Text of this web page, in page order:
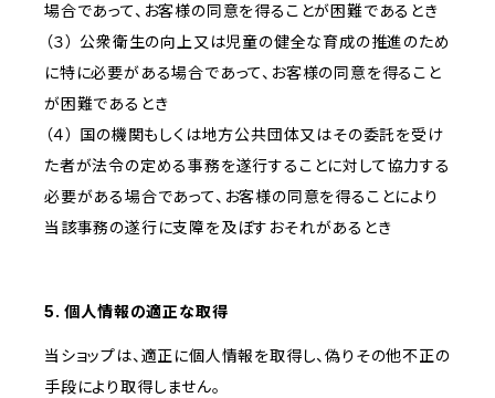
場合であって、お客様の同意を得ることが困難であるとき
（３） 公衆衛生の向上又は児童の健全な育成の推進のため
に特に必要がある場合であって、お客様の同意を得ること
が困難であるとき
（４） 国の機関もしくは地方公共団体又はその委託を受け
た者が法令の定める事務を遂行することに対して協力する
必要がある場合であって、お客様の同意を得ることにより
当該事務の遂行に支障を及ぼすおそれがあるとき
5. 個人情報の適正な取得
当ショップは、適正に個人情報を取得し、偽りその他不正の
手段により取得しません。